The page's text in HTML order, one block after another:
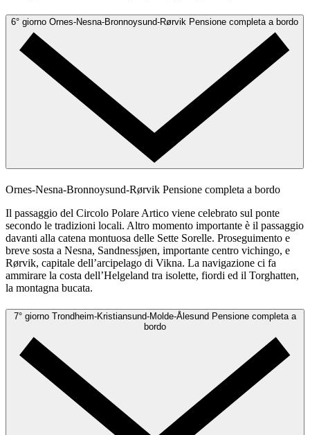
6° giorno Ornes-Nesna-Bronnoysund-Rørvik Pensione completa a bordo
Ornes-Nesna-Bronnoysund-Rørvik Pensione completa a bordo
Il passaggio del Circolo Polare Artico viene celebrato sul ponte
secondo le tradizioni locali. Altro momento importante è il passaggio
davanti alla catena montuosa delle Sette Sorelle. Proseguimento e
breve sosta a Nesna, Sandnessjøen, importante centro vichingo, e
Rørvik, capitale dell’arcipelago di Vikna. La navigazione ci fa
ammirare la costa dell’Helgeland tra isolette, fiordi ed il Torghatten,
la montagna bucata.
7° giorno Trondheim-Kristiansund-Molde-Ålesund Pensione completa a
bordo